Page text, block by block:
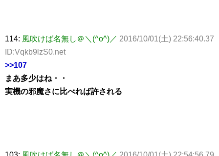
114: 風吹けば名無し＠＼(^o^)／ 2016/10/01(土) 22:56:40.37
ID:Vqkb9lzS0.net
>>107
まあ多少はね・・
実機の邪魔さに比べれば許される